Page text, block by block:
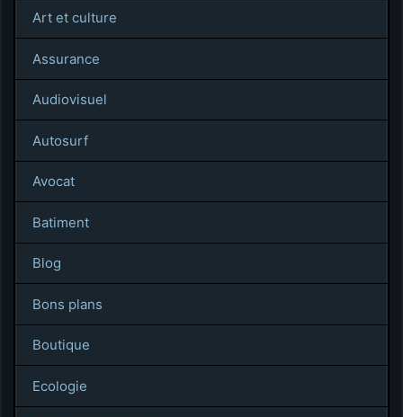
Art et culture
Assurance
Audiovisuel
Autosurf
Avocat
Batiment
Blog
Bons plans
Boutique
Ecologie